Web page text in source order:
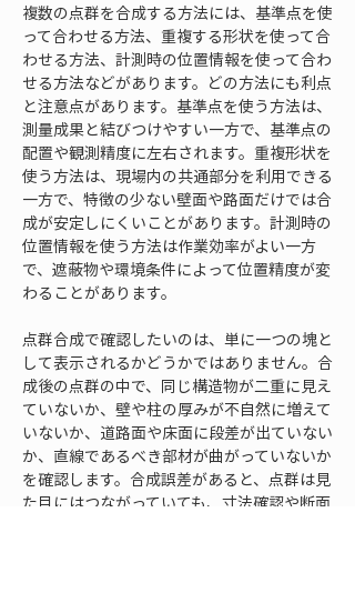
複数の点群を合成する方法には、基準点を使
って合わせる方法、重複する形状を使って合
わせる方法、計測時の位置情報を使って合わ
せる方法などがあります。どの方法にも利点
と注意点があります。基準点を使う方法は、
測量成果と結びつけやすい一方で、基準点の
配置や観測精度に左右されます。重複形状を
使う方法は、現場内の共通部分を利用できる
一方で、特徴の少ない壁面や路面だけでは合
成が安定しにくいことがあります。計測時の
位置情報を使う方法は作業効率がよい一方
で、遮蔽物や環境条件によって位置精度が変
わることがあります。
点群合成で確認したいのは、単に一つの塊と
して表示されるかどうかではありません。合
成後の点群の中で、同じ構造物が二重に見え
ていないか、壁や柱の厚みが不自然に増えて
いないか、道路面や床面に段差が出ていない
か、直線であるべき部材が曲がっていないか
を確認します。合成誤差があると、点群は見
た目にはつながっていても、寸法確認や断面